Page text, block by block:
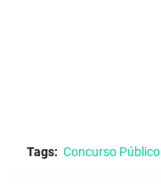
Tags: Concurso Público